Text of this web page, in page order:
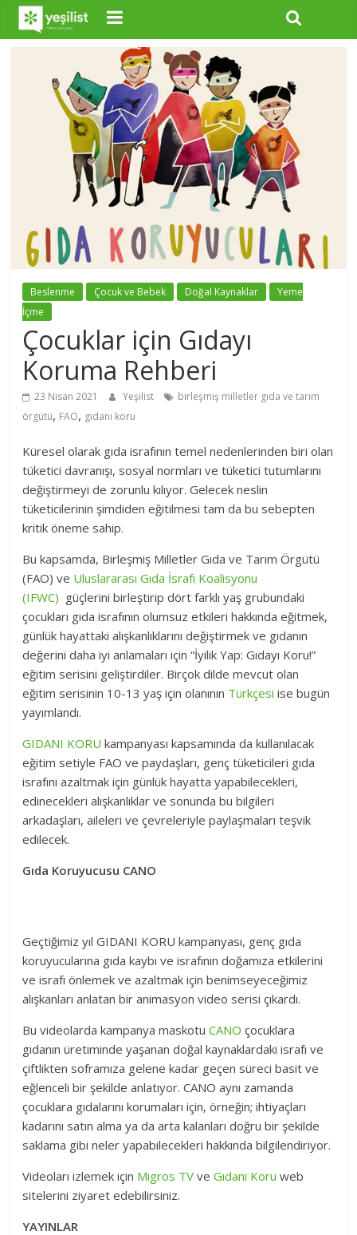
Beslenme Çocuk ve Bebek Doğal Kaynaklar
Yeme
İçme
Çocuklar için Gıdayı
Koruma Rehberi
23 Nisan 2021 Yeşilist
birleşmiş milletler gıda ve tarım
örgütü, FAO, gıdanı koru
Küresel olarak gıda israfının temel nedenlerinden biri olan
tüketici davranışı, sosyal normları ve tüketici tutumlarını
değiştirmeyi de zorunlu kılıyor. Gelecek neslin
tüketicilerinin şimdiden eğitilmesi tam da bu sebepten
kritik öneme sahip.
Bu kapsamda, Birleşmiş Milletler Gıda ve Tarım Örgütü
(FAO) ve Uluslararası Gıda İsrafı Koalisyonu
(IFWC) güçlerini birleştirip dört farklı yaş grubundaki
çocukları gıda israfının olumsuz etkileri hakkında eğitmek,
günlük hayattaki alışkanlıklarını değiştirmek ve gıdanın
değerini daha iyi anlamaları için “İyilik Yap: Gıdayı Koru!”
eğitim serisini geliştirdiler. Birçok dilde mevcut olan
eğitim serisinin 10-13 yaş için olanının Türkçesi ise bugün
yayımlandı.
GIDANI KORU kampanyası kapsamında da kullanılacak
eğitim setiyle FAO ve paydaşları, genç tüketicileri gıda
israfını azaltmak için günlük hayatta yapabilecekleri,
edinecekleri alışkanlıklar ve sonunda bu bilgileri
arkadaşları, aileleri ve çevreleriyle paylaşmaları teşvik
edilecek.
Gıda Koruyucusu CANO
Geçtiğimiz yıl GIDANI KORU kampanyası, genç gıda
koruyucularına gıda kaybı ve israfının doğamıza etkilerini
ve israfı önlemek ve azaltmak için benimseyeceğimiz
alışkanları anlatan bir animasyon video serisi çıkardı.
Bu videolarda kampanya maskotuCANO çocuklara
gıdanın üretiminde yaşanan doğal kaynaklardaki israfı ve
çiftlikten soframıza gelene kadar geçen süreci basit ve
eğlenceli bir şekilde anlatıyor. CANO aynı zamanda
çocuklara gıdalarını korumaları için, örneğin; ihtiyaçları
kadarını satın alma ya da arta kalanları doğru bir şekilde
saklama gibi neler yapabilecekleri hakkında bilgilendiriyor.
Videoları izlemek için Migros TV veGıdanı Koru web
sitelerini ziyaret edebilirsiniz.
YAYINLAR